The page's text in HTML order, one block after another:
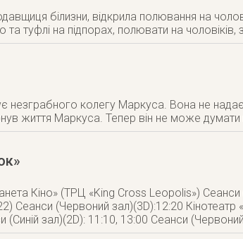
білизни, відкрила полювання на
та туфлі на підпорах, полювати на
незграбного колегу Маркуса. Вона не
життя Маркуса. Тепер він не може думати
Кіно» (ТРЦ «King Cross Leopolis») Сеанси
Сеанси (Червоний зал)(3D):12:20
(Синій зал)(2D): 11:10, 13:00 Сеанси